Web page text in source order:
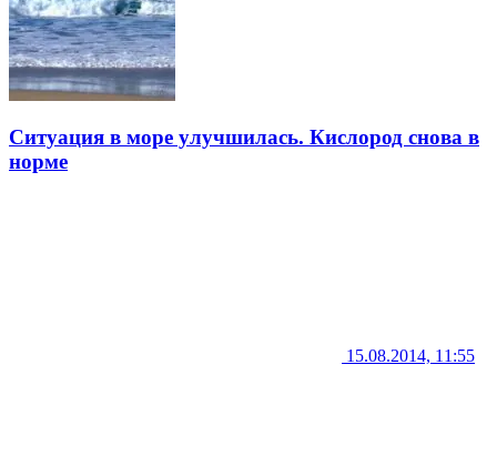
Ситуация в море улучшилась. Кислород снова в
норме
15.08.2014, 11:55